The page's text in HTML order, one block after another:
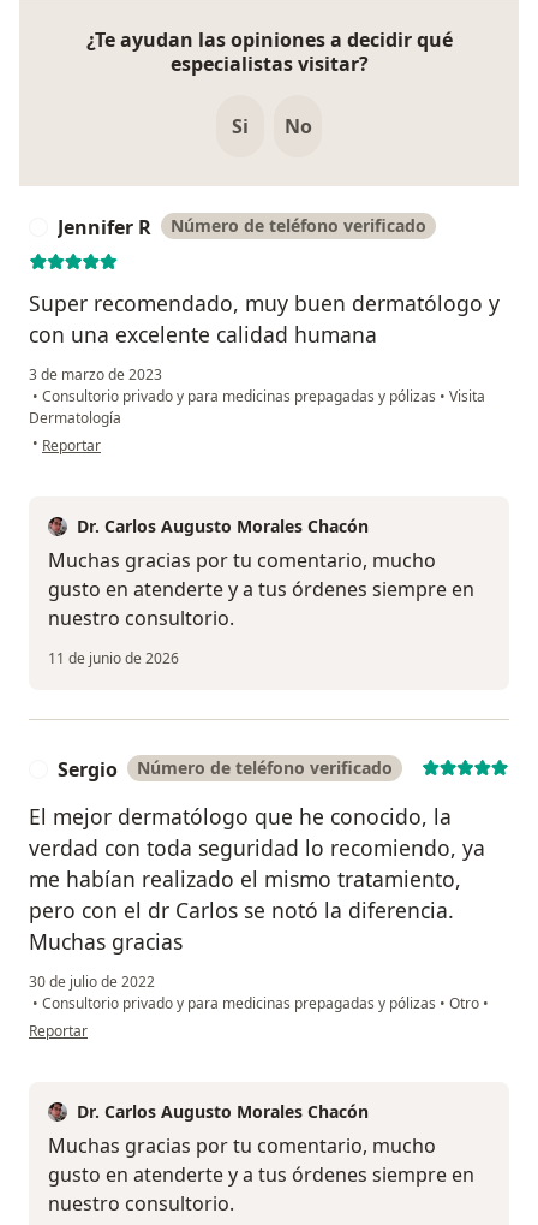
¿Te ayudan las opiniones a decidir qué
especialistas visitar?
Si No
Jennifer R Número de teléfono verificado
Super recomendado, muy buen dermatólogo y
con una excelente calidad humana
3 de marzo de 2023
• Consultorio privado y para medicinas prepagadas y pólizas • Visita
Dermatología
• en opinión del usuario Jennifer R
Reportar
Dr. Carlos Augusto Morales Chacón
Muchas gracias por tu comentario, mucho
gusto en atenderte y a tus órdenes siempre en
nuestro consultorio.
11 de junio de 2026
Sergio Número de teléfono verificado
El mejor dermatólogo que he conocido, la
verdad con toda seguridad lo recomiendo, ya
me habían realizado el mismo tratamiento,
pero con el dr Carlos se notó la diferencia.
Muchas gracias
30 de julio de 2022
• Consultorio privado y para medicinas prepagadas y pólizas • Otro •
en opinión del usuario Sergio
Reportar
Dr. Carlos Augusto Morales Chacón
Muchas gracias por tu comentario, mucho
gusto en atenderte y a tus órdenes siempre en
nuestro consultorio.